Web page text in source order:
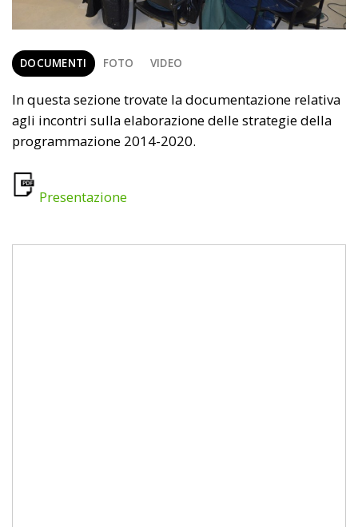
DOCUMENTI FOTO VIDEO
In questa sezione trovate la documentazione relativa
agli incontri sulla elaborazione delle strategie della
programmazione 2014-2020.
Presentazione